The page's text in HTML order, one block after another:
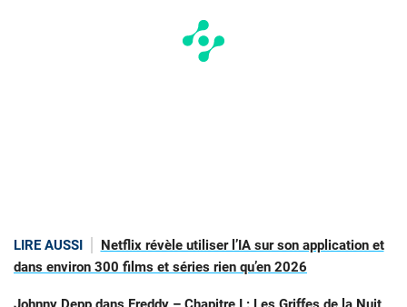
LIRE AUSSI
Netflix révèle utiliser l’IA sur son application et
dans environ 300 films et séries rien qu’en 2026